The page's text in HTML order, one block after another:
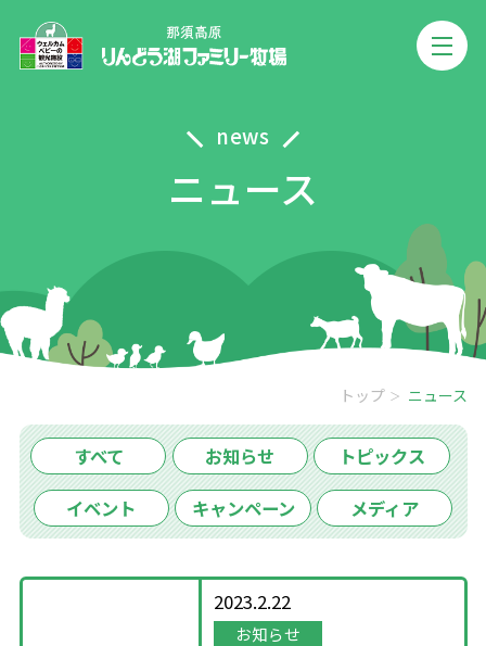
news
ニュース
トップ ニュース
すべて お知らせ トピックス
イベント キャンペーン メディア
2023.2.22
お知らせ